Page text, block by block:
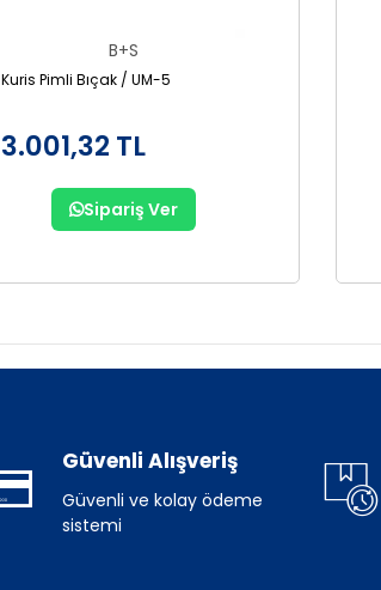
B+S
Kuris Pimli Bıçak / UM-5
3.001,32 TL
Sipariş Ver
Güvenli Alışveriş
Güvenli ve kolay ödeme
sistemi